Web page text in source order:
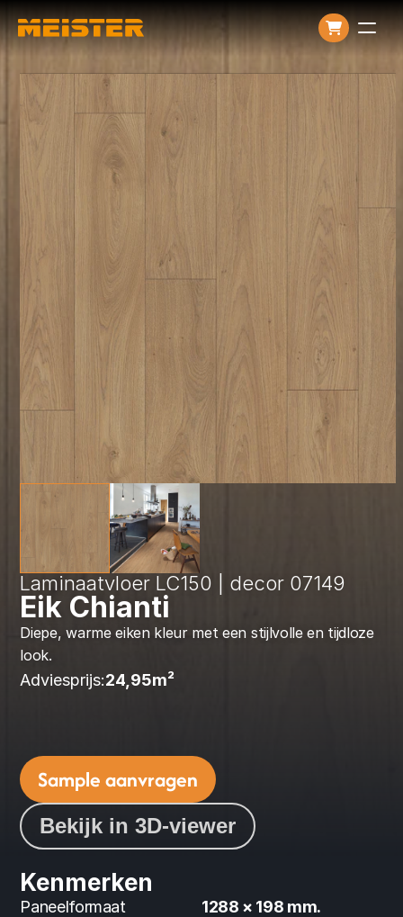
ProductenOver ons
Laminaatvloer LC150 | decor 07149
Eik Chianti
Adviesprijs:24,95m²
Diepe, warme eiken kleur met een stijlvolle en tijdloze
look.
Sample aanvragen
Bekijk in 3D-viewer
Kenmerken
Paneelformaat 1288 × 198 mm.